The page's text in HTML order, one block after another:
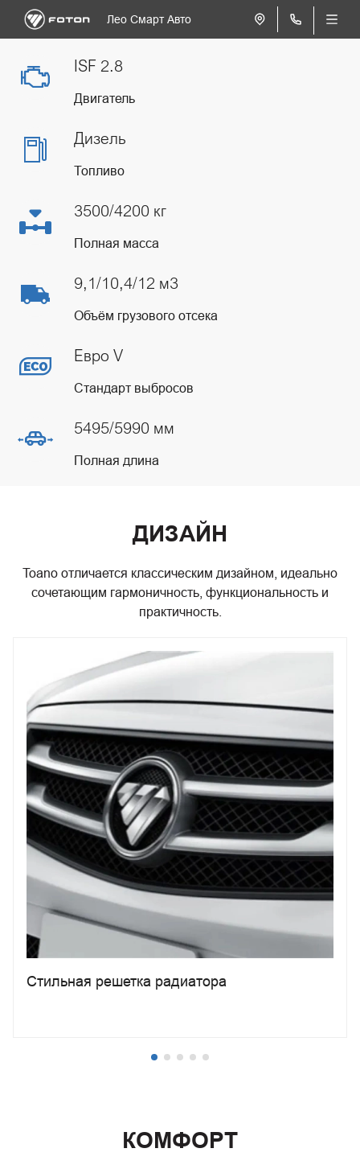
Лео Смарт Авто
ISF 2.8
Двигатель
Дизель
Топливо
3500/4200 кг
Полная масса
9,1/10,4/12 м3
Объём грузового отсека
Евро V
Стандарт выбросов
5495/5990 мм
Полная длина
ДИЗАЙН
Toano отличается классическим дизайном, идеально
сочетающим гармоничность, функциональность и
практичность.
Стильная решетка радиатора
КОМФОРТ